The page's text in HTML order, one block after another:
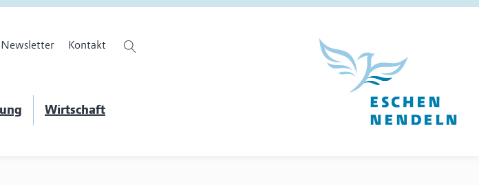
Newsletter Kontakt
Wirtschaft